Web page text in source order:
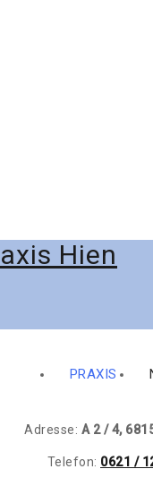
content
PRAXIS
Adresse: A 2 / 4,
Telefon: 0621 /